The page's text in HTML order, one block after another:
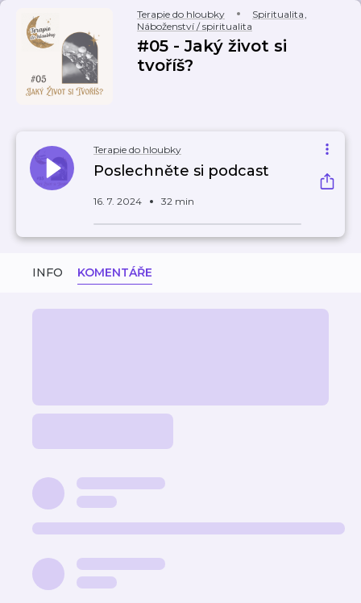
Terapie do hloubky Spiritualita,
Náboženství / spiritualita
#05 - Jaký život si
tvoříš?
Terapie do hloubky
Poslechněte si podcast
16. 7. 2024 32 min
INFO KOMENTÁŘE